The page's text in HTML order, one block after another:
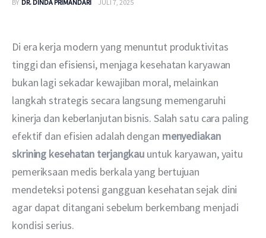
BY DR. DINDA PRIMANDARI JULI 7, 2025
Di era kerja modern yang menuntut produktivitas
tinggi dan efisiensi, menjaga kesehatan karyawan
bukan lagi sekadar kewajiban moral, melainkan
langkah strategis secara langsung memengaruhi
kinerja dan keberlanjutan bisnis. Salah satu cara paling
efektif dan efisien adalah dengan menyediakan
skrining kesehatan terjangkau untuk karyawan, yaitu
pemeriksaan medis berkala yang bertujuan
mendeteksi potensi gangguan kesehatan sejak dini
agar dapat ditangani sebelum berkembang menjadi
kondisi serius.